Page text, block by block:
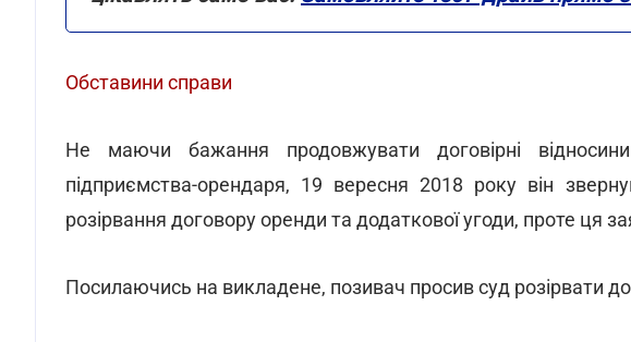
Обставини справи
Не маючи бажання продовжувати договірні
підприємства-орендаря, 19 вересня 2018 року він
розірвання договору оренди та додаткової угоди, проте ця
Посилаючись на викладене, позивач просив суд розірвати